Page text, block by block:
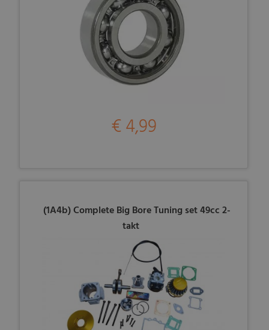
€ 4,99
(1A4b) Complete Big Bore Tuning set 49cc 2-
takt